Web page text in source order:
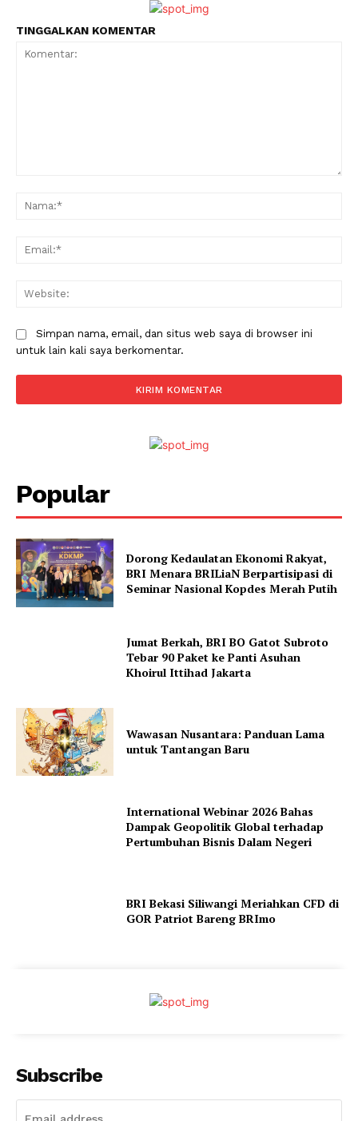
TINGGALKAN KOMENTAR
Simpan nama, email, dan situs web saya di browser ini
untuk lain kali saya berkomentar.
Popular
Dorong Kedaulatan Ekonomi Rakyat,
BRI Menara BRILiaN Berpartisipasi di
Seminar Nasional Kopdes Merah Putih
Jumat Berkah, BRI BO Gatot Subroto
Tebar 90 Paket ke Panti Asuhan
Khoirul Ittihad Jakarta
Wawasan Nusantara: Panduan Lama
untuk Tantangan Baru
International Webinar 2026 Bahas
Dampak Geopolitik Global terhadap
Pertumbuhan Bisnis Dalam Negeri
BRI Bekasi Siliwangi Meriahkan CFD di
GOR Patriot Bareng BRImo
Subscribe